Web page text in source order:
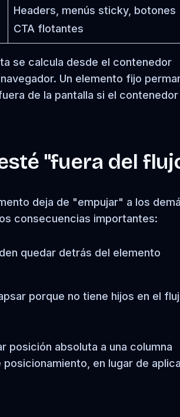
Headers, menús sticky, botones
CTA flotantes
se calcula desde el contenedor
Un elemento fijo
de la pantalla si el
"fuera del
deja de "empujar" a los
consecuencias importantes:
quedar detrás del elemento
porque no tiene hijos en el
posición absoluta a una columna
en lugar de